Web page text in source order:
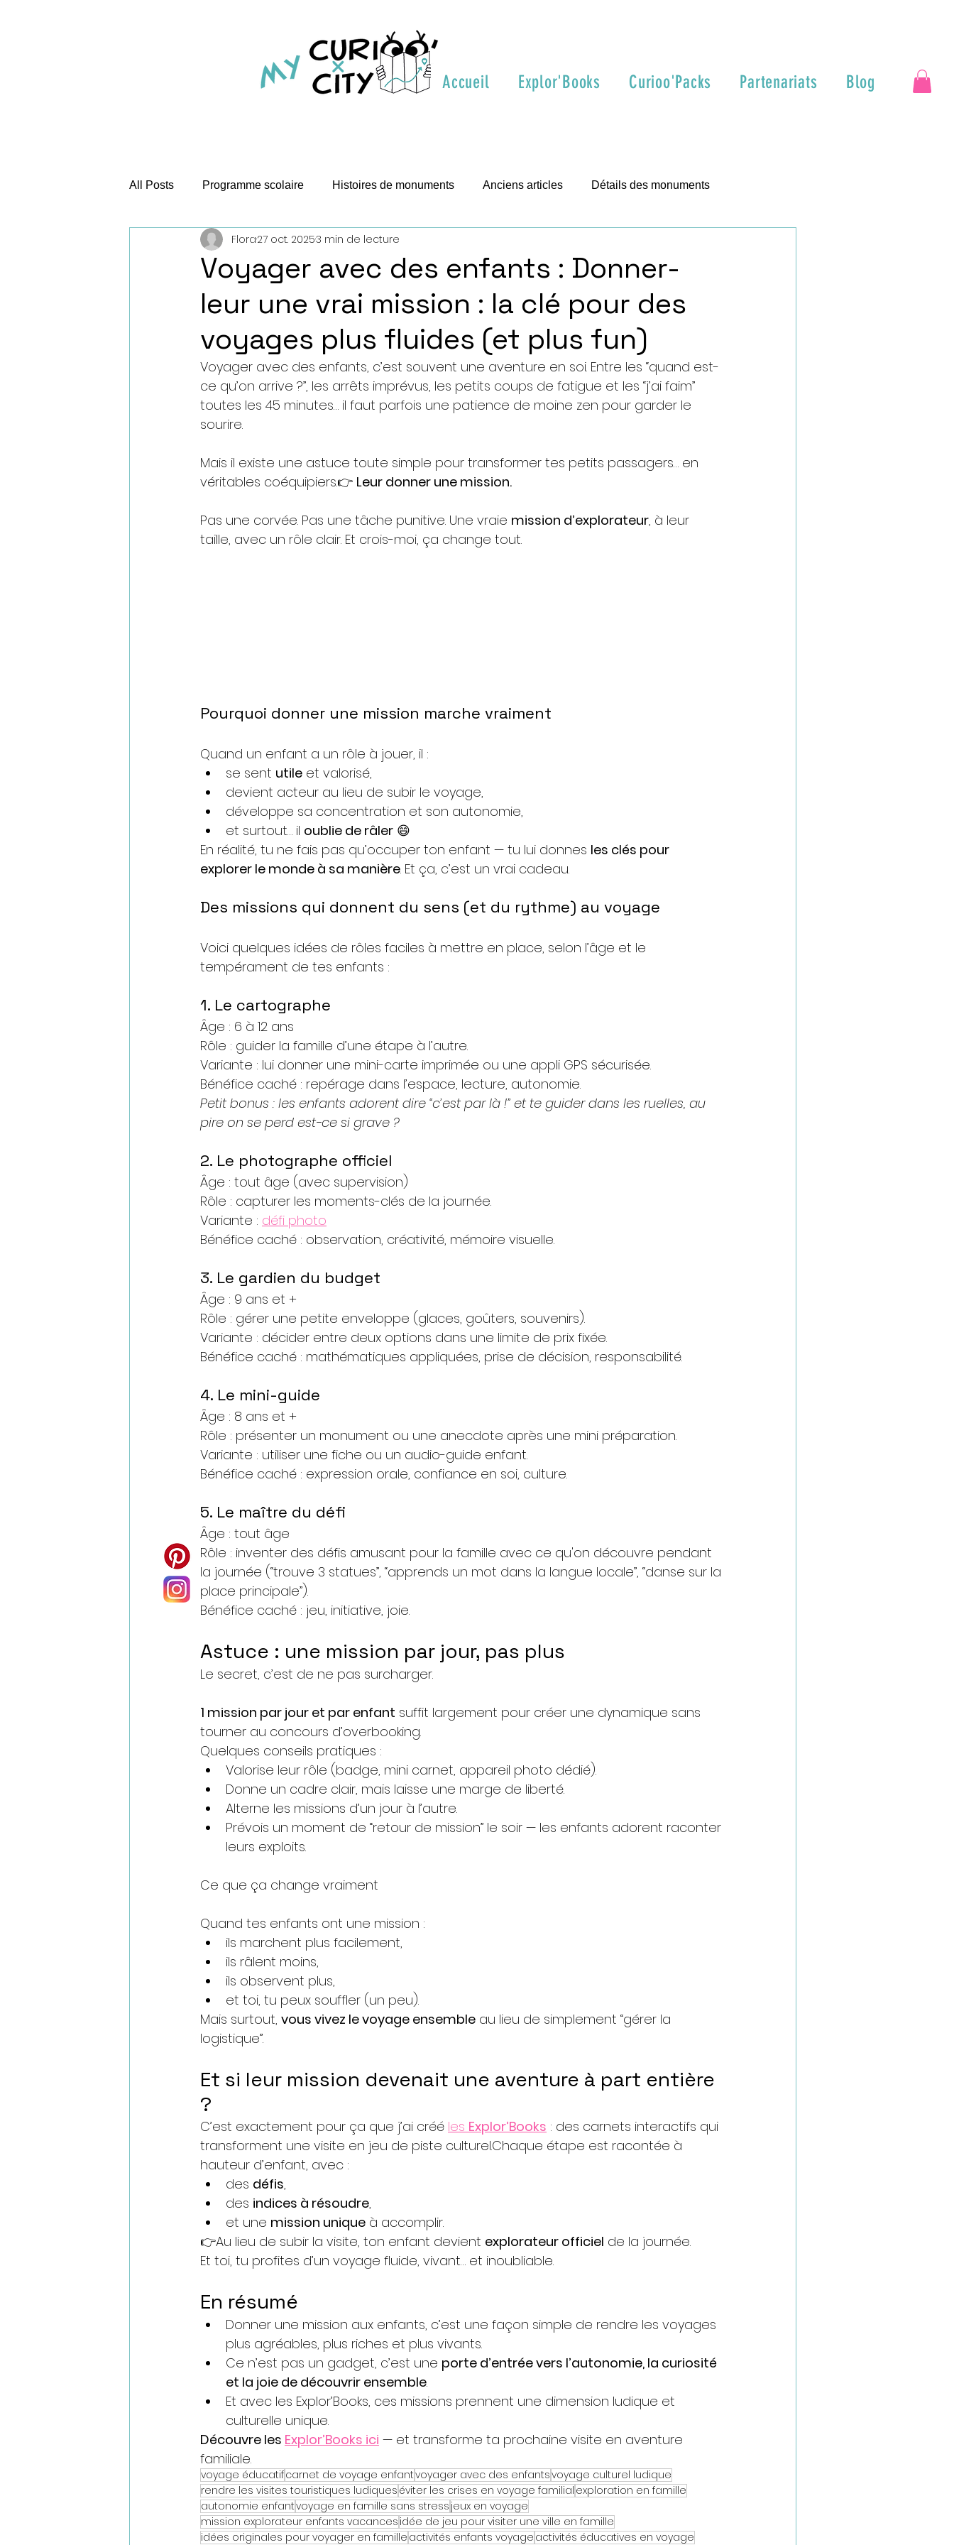
Accueil Explor'Books Curioo'Packs Partenariats Blog
All Posts Programme scolaire Histoires de monuments Anciens articles Détails des monuments
1 ville 5 monuments Jeux et visite
Voyager avec des enfants : Donner-
leur une vrai mission : la clé pour des
voyages plus fluides (et plus fun)
Flora27 oct. 20253 min de lecture
Voyager avec des enfants, c’est souvent une aventure en soi. Entre les “quand est-
ce qu’on arrive ?”, les arrêts imprévus, les petits coups de fatigue et les “j’ai faim”
toutes les 45 minutes… il faut parfois une patience de moine zen pour garder le
sourire.
Mais il existe une astuce toute simple pour transformer tes petits passagers… en
véritables coéquipiers.👉 Leur donner une mission.
Pas une corvée. Pas une tâche punitive. Une vraie mission d’explorateur, à leur
taille, avec un rôle clair. Et crois-moi, ça change tout.
Pourquoi donner une mission marche vraiment
Quand un enfant a un rôle à jouer, il :
se sent utile et valorisé,
devient acteur au lieu de subir le voyage,
développe sa concentration et son autonomie,
et surtout… il oublie de râler 😄
En réalité, tu ne fais pas qu’occuper ton enfant — tu lui donnes les clés pour
explorer le monde à sa manière. Et ça, c’est un vrai cadeau.
Des missions qui donnent du sens (et du rythme) au voyage
Voici quelques idées de rôles faciles à mettre en place, selon l’âge et le
tempérament de tes enfants :
1. Le cartographe
Âge : 6 à 12 ans
Rôle : guider la famille d’une étape à l’autre.
Variante : lui donner une mini-carte imprimée ou une appli GPS sécurisée.
Bénéfice caché : repérage dans l’espace, lecture, autonomie.
Petit bonus : les enfants adorent dire “c’est par là !” et te guider dans les ruelles, au
pire on se perd est-ce si grave ?
2. Le photographe officiel
Âge : tout âge (avec supervision)
Rôle : capturer les moments-clés de la journée.
Variante : défi photo
Bénéfice caché : observation, créativité, mémoire visuelle.
3. Le gardien du budget
Âge : 9 ans et +
Rôle : gérer une petite enveloppe (glaces, goûters, souvenirs).
Variante : décider entre deux options dans une limite de prix fixée.
Bénéfice caché : mathématiques appliquées, prise de décision, responsabilité.
4. Le mini-guide
Âge : 8 ans et +
Rôle : présenter un monument ou une anecdote après une mini préparation.
Variante : utiliser une fiche ou un audio-guide enfant.
Bénéfice caché : expression orale, confiance en soi, culture.
5. Le maître du défi
Âge : tout âge
Rôle : inventer des défis amusant pour la famille avec ce qu'on découvre pendant
la journée (“trouve 3 statues”, “apprends un mot dans la langue locale”, “danse sur la
place principale”).
Bénéfice caché : jeu, initiative, joie.
Astuce : une mission par jour, pas plus
Le secret, c’est de ne pas surcharger.
1 mission par jour et par enfant suffit largement pour créer une dynamique sans
tourner au concours d’overbooking.
Quelques conseils pratiques :
Valorise leur rôle (badge, mini carnet, appareil photo dédié).
Donne un cadre clair, mais laisse une marge de liberté.
Alterne les missions d’un jour à l’autre.
Prévois un moment de “retour de mission” le soir — les enfants adorent raconter
leurs exploits.
Ce que ça change vraiment
Quand tes enfants ont une mission :
ils marchent plus facilement,
ils râlent moins,
ils observent plus,
et toi, tu peux souffler (un peu).
Mais surtout, vous vivez le voyage ensemble au lieu de simplement “gérer la
logistique”.
Et si leur mission devenait une aventure à part entière
?
C’est exactement pour ça que j’ai créé les Explor’Books : des carnets interactifs qui
transforment une visite en jeu de piste culturel.Chaque étape est racontée à
hauteur d’enfant, avec :
des défis,
des indices à résoudre,
et une mission unique à accomplir.
👉Au lieu de subir la visite, ton enfant devient explorateur officiel de la journée.
Et toi, tu profites d’un voyage fluide, vivant… et inoubliable.
En résumé
Donner une mission aux enfants, c’est une façon simple de rendre les voyages
plus agréables, plus riches et plus vivants.
Ce n’est pas un gadget, c’est une porte d’entrée vers l’autonomie, la curiosité
et la joie de découvrir ensemble.
Et avec les Explor’Books, ces missions prennent une dimension ludique et
culturelle unique.
Découvre les Explor’Books ici — et transforme ta prochaine visite en aventure
familiale.
voyage éducatifcarnet de voyage enfantvoyager avec des enfantsvoyage culturel ludique
rendre les visites touristiques ludiques éviter les crises en voyage familial exploration en famille
autonomie enfantvoyage en famille sans stress jeux en voyage
mission explorateur enfants vacances idée de jeu pour visiter une ville en famille
idées originales pour voyager en famille activités enfants voyage activités éducatives en voyage